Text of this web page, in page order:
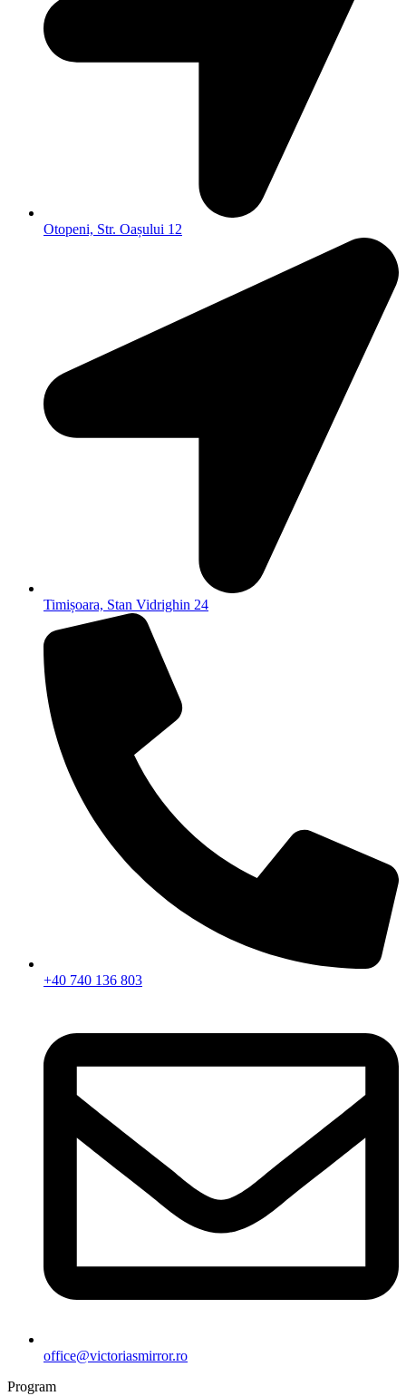
Otopeni, Str. Oașului 12
Timișoara, Stan Vidrighin 24
+40 740 136 803
office@victoriasmirror.ro
Program